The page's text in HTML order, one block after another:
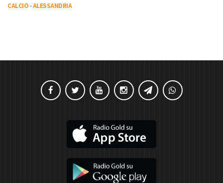
CALCIO-ALESSANDRIA